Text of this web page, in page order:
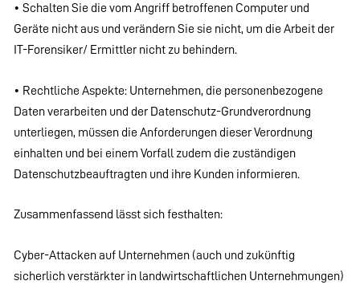
• Schalten Sie die vom Angriff betroffenen Computer und
Geräte nicht aus und verändern Sie sie nicht, um die Arbeit der
IT-Forensiker/ Ermittler nicht zu behindern.
• Rechtliche Aspekte: Unternehmen, die personenbezogene
Daten verarbeiten und der Datenschutz-Grundverordnung
unterliegen, müssen die Anforderungen dieser Verordnung
einhalten und bei einem Vorfall zudem die zuständigen
Datenschutzbeauftragten und ihre Kunden informieren.
Zusammenfassend lässt sich festhalten:
Cyber-Attacken auf Unternehmen (auch und zukünftig
sicherlich verstärkter in landwirtschaftlichen Unternehmungen)